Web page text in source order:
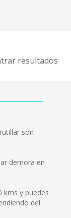
resultados
son
demora en
kms y puedes
del